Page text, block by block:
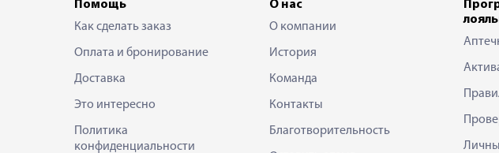
Помощь
Как сделать заказ
Оплата и бронирование
Доставка
Это интересно
Политика
конфиденциальности
О нас
О компании
История
Команда
Контакты
Благотворительность